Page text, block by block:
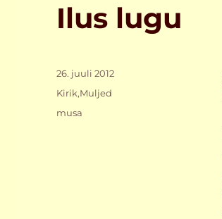
Ilus lugu
Postitatud
26. juuli 2012
Rubriigid
Kirik,Muljed
Sildid
musa